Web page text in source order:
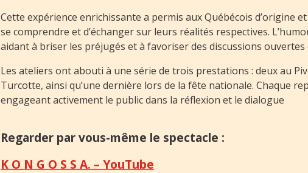
Cette expérience enrichissante a permis aux Québécois d’origine
se comprendre et d’échanger sur leurs réalités respectives.
aidant à briser les préjugés et à favoriser des discussions ouvertes
Les ateliers ont abouti à une série de trois prestations : deux au
Turcotte, ainsi qu’une dernière lors de la fête nationale. Chaque
engageant activement le public dans la réflexion et le dialogue
Regarder par vous-même le spectacle :
K O N G O S S A. – YouTube